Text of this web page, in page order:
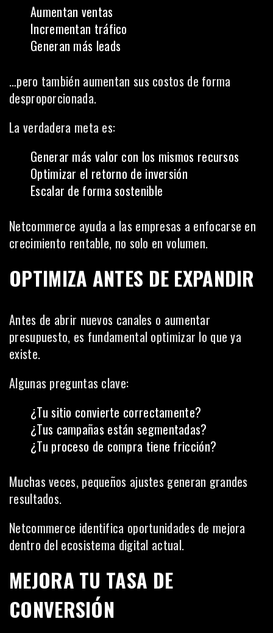
Aumentan ventas
Incrementan tráfico
Generan más leads
…pero también aumentan sus costos de forma
desproporcionada.
La verdadera meta es:
Generar más valor con los mismos recursos
Optimizar el retorno de inversión
Escalar de forma sostenible
Netcommerce ayuda a las empresas a enfocarse en
crecimiento rentable, no solo en volumen.
OPTIMIZA ANTES DE EXPANDIR
Antes de abrir nuevos canales o aumentar
presupuesto, es fundamental optimizar lo que ya
existe.
Algunas preguntas clave:
¿Tu sitio convierte correctamente?
¿Tus campañas están segmentadas?
¿Tu proceso de compra tiene fricción?
Muchas veces, pequeños ajustes generan grandes
resultados.
Netcommerce identifica oportunidades de mejora
dentro del ecosistema digital actual.
MEJORA TU TASA DE
CONVERSIÓN